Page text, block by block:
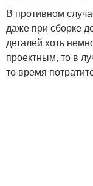
В противном
даже при сборке
деталей хоть
проектным, то в
то время